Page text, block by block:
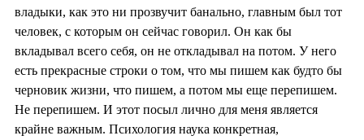
владыки, как это ни прозвучит банально, главным был тот
человек, с которым он сейчас говорил. Он как бы
вкладывал всего себя, он не откладывал на потом. У него
есть прекрасные строки о том, что мы пишем как будто бы
черновик жизни, что пишем, а потом мы еще перепишем.
Не перепишем. И этот посыл лично для меня является
крайне важным. Психология наука конкретная,